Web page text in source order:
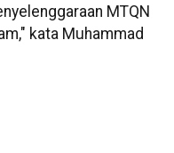
MTQN
kata Muhammad